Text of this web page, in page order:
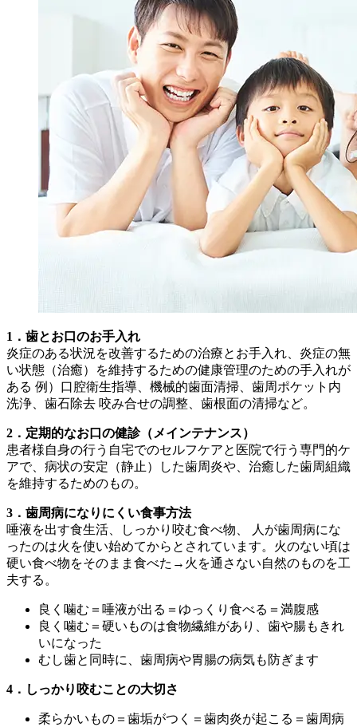
1．歯とお口のお手入れ
炎症のある状況を改善するための治療とお手入れ、炎症の無
い状態（治癒）を維持するための健康管理のための手入れが
ある 例）口腔衛生指導、機械的歯面清掃、歯周ポケット内
洗浄、歯石除去 咬み合せの調整、歯根面の清掃など。
2．定期的なお口の健診（メインテナンス）
患者様自身の行う自宅でのセルフケアと医院で行う専門的ケ
アで、病状の安定（静止）した歯周炎や、治癒した歯周組織
を維持するためのもの。
3．歯周病になりにくい食事方法
唾液を出す食生活、しっかり咬む食べ物、 人が歯周病にな
ったのは火を使い始めてからとされています。火のない頃は
硬い食べ物をそのまま食べた→火を通さない自然のものを工
夫する。
良く噛む＝唾液が出る＝ゆっくり食べる＝満腹感
良く噛む＝硬いものは食物繊維があり、歯や腸もきれ
いになった
むし歯と同時に、歯周病や胃腸の病気も防ぎます
4．しっかり咬むことの大切さ
柔らかいもの＝歯垢がつく＝歯肉炎が起こる＝歯周病